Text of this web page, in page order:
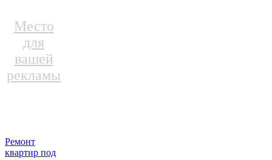
Место
для
вашей
рекламы
Ремонт
квартир под